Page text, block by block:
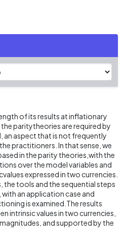
of its results at inflationary
paritytheories are required by
an aspect that is not frequently
practitioners. In that sense, we
in the parity theories,with the
over the model variables and
expressed in two currencies.
tools and the sequential steps
an application case and
is examined.The results
intrinsic values in two currencies,
and supported by the